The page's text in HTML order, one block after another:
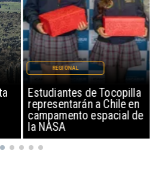
Estudiantes de Tocopilla
representarán a Chile en
campamento espacial de
la NASA
REGIONAL